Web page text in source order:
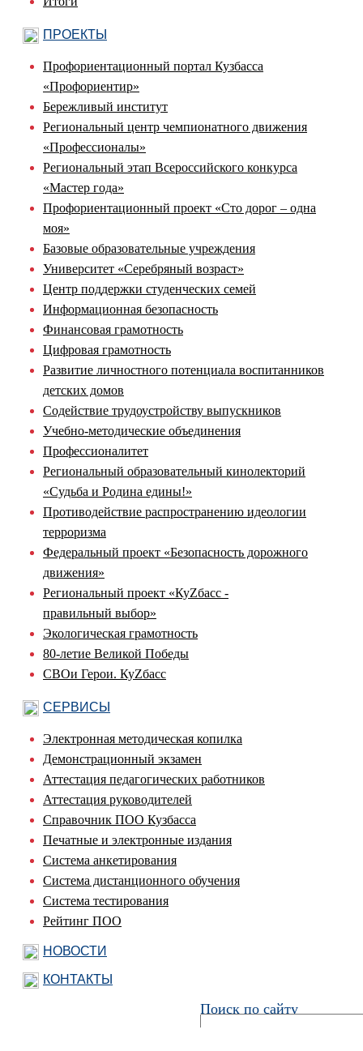
Поиск по сайту
ПРОЕКТЫ
Профориентационный портал Кузбасса
«Профориентир»
Бережливый институт
Региональный центр чемпионатного движения
«Профессионалы»
Региональный этап Всероссийского конкурса
«Мастер года»
Профориентационный проект «Сто дорог – одна
моя»
Базовые образовательные учреждения
Университет «Серебряный возраст»
Центр поддержки студенческих семей
Информационная безопасность
Финансовая грамотность
Цифровая грамотность
Развитие личностного потенциала воспитанников
детских домов
Содействие трудоустройству выпускников
Учебно-методические объединения
Профессионалитет
Региональный образовательный кинолекторий
«Судьба и Родина едины!»
Противодействие распространению идеологии
терроризма
Федеральный проект «Безопасность дорожного
движения»
Региональный проект «КуZбасс -
правильный выбор»
Экологическая грамотность
80-летие Великой Победы
СВОи Герои. КуZбасс
СЕРВИСЫ
Электронная методическая копилка
Демонстрационный экзамен
Аттестация педагогических работников
Аттестация руководителей
Справочник ПОО Кузбасса
Печатные и электронные издания
Система анкетирования
Система дистанционного обучения
Система тестирования
Рейтинг ПОО
НОВОСТИ
КОНТАКТЫ